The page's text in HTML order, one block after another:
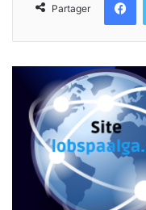
Partager